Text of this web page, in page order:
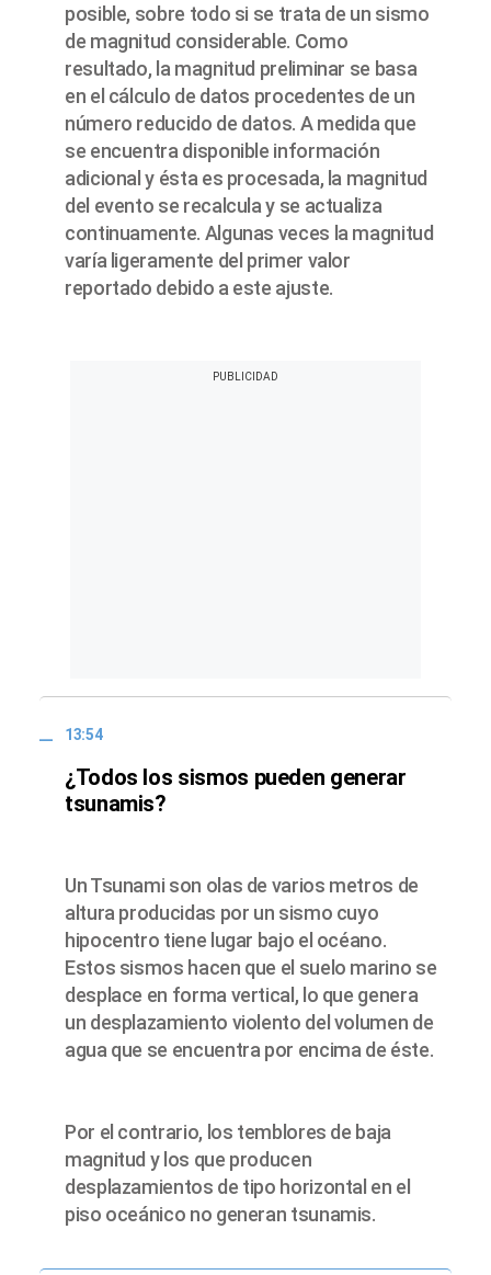
posible, sobre todo si se trata de un sismo
de magnitud considerable. Como
resultado, la magnitud preliminar se basa
en el cálculo de datos procedentes de un
número reducido de datos. A medida que
se encuentra disponible información
adicional y ésta es procesada, la magnitud
del evento se recalcula y se actualiza
continuamente. Algunas veces la magnitud
varía ligeramente del primer valor
reportado debido a este ajuste.
13:54
¿Todos los sismos pueden generar
tsunamis?
Un Tsunami son olas de varios metros de
altura producidas por un sismo cuyo
hipocentro tiene lugar bajo el océano.
Estos sismos hacen que el suelo marino se
desplace en forma vertical, lo que genera
un desplazamiento violento del volumen de
agua que se encuentra por encima de éste.
Por el contrario, los temblores de baja
magnitud y los que producen
desplazamientos de tipo horizontal en el
piso oceánico no generan tsunamis.